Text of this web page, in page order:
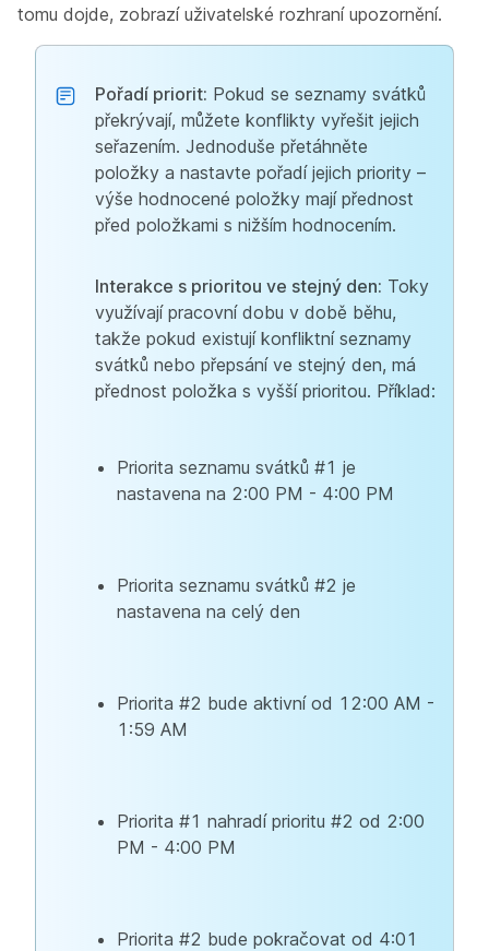
tomu dojde, zobrazí uživatelské rozhraní upozornění.
Pořadí priorit: Pokud se seznamy svátků
překrývají, můžete konflikty vyřešit jejich
seřazením. Jednoduše přetáhněte
položky a nastavte pořadí jejich priority –
výše hodnocené položky mají přednost
před položkami s nižším hodnocením.
Interakce s prioritou ve stejný den: Toky
využívají pracovní dobu v době běhu,
takže pokud existují konfliktní seznamy
svátků nebo přepsání ve stejný den, má
přednost položka s vyšší prioritou. Příklad:
Priorita seznamu svátků #1 je
nastavena na 2:00 PM - 4:00 PM
Priorita seznamu svátků #2 je
nastavena na celý den
Priorita #2 bude aktivní od 12:00 AM -
1:59 AM
Priorita #1 nahradí prioritu #2 od 2:00
PM - 4:00 PM
Priorita #2 bude pokračovat od 4:01